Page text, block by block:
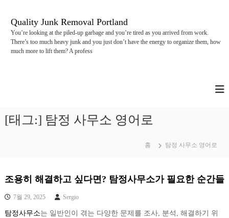
Quality Junk Removal Portland
You’re looking at the piled-up garbage and you’re tired as you arrived from work.
There’s too much heavy junk and you just don’t have the energy to organize them, how
much more to lift them? A profess
[태그:] 탐정 사무소 영어로
홈 탐정 사무소 영어로
조용히 해결하고 싶다면? 탐정사무소가 필요한 순간들
7월 29, 2025 Sergio
탐정사무소는 일반인이 겪는 다양한 문제를 조사, 분석, 해결하기 위